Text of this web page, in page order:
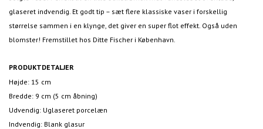
glaseret indvendig. Et godt tip – sæt flere klassiske vaser i forskellig
størrelse sammen i en klynge, det giver en super flot effekt. Også uden
blomster! Fremstillet hos Ditte Fischer i København.
PRODUKTDETALJER
Højde: 15 cm
Bredde: 9 cm (5 cm åbning)
Udvendig: Uglaseret porcelæn
Indvendig: Blank glasur